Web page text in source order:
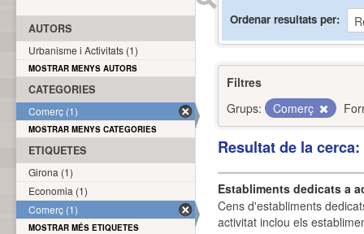
Ordenar resultats per
Filtres
Grups:
Comerç
Resultat de la
Establiments dedicats a
Cens d'establiments
activitat inclou els
AUTORS
Urbanisme i Activitats (1)
MOSTRAR MENYS AUTORS
CATEGORIES
Comerç (1)
MOSTRAR MENYS CATEGORIES
ETIQUETES
Girona (1)
Economia (1)
Comerç (1)
MOSTRAR MÉS ETIQUETES